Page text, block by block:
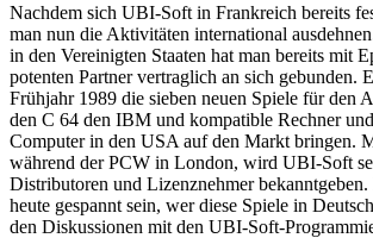
Nachdem sich UBI-Soft in Frankreich bereits
man nun die Aktivitäten international
in den Vereinigten Staaten hat man bereits mit
potenten Partner vertraglich an sich gebunden.
Frühjahr 1989 die sieben neuen Spiele für den
den C 64 den IBM und kompatible Rechner
Computer in den USA auf den Markt bringen.
während der PCW in London, wird UBI-Soft
Distributoren und Lizenznehmer
heute gespannt sein, wer diese Spiele in
den Diskussionen mit den UBI-Soft-